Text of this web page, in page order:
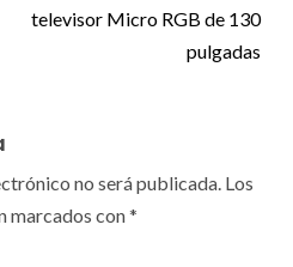
televisor Micro RGB de 130
pulgadas
no será publicada. Los
marcados con*